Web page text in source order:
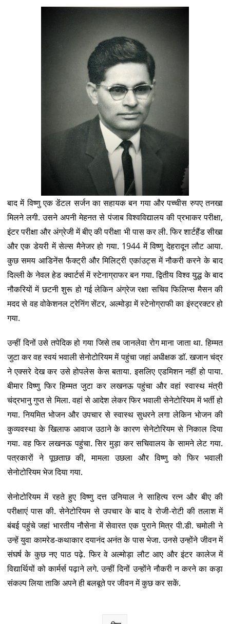
बाद में विष्णु एक डेंटल सर्जन का सहायक बन गया और पच्चीस रुपए तनखा
मिलने लगी. उसने अपनी मेहनत से पंजाब विश्वविद्यालय की प्रभाकर परीक्षा,
इंटर परीक्षा और अंग्रेजी में बीए की परीक्षा भी पास कर ली. फिर शार्टहैंड सीखा
और एक डेयरी में सेल्स मैनेजर हो गया. 1944 में विष्णु देहरादून लौट आया.
कुछ समय आडिनेंस फैक्ट्री और मिलिट्री एकांउट्स में नौकरी करने के बाद
दिल्ली के नेवल हेड क्वार्टर्स में स्टेनाग्राफर बन गया. द्वितीय विश्व युद्ध के बाद
नौकरियों में छटनी शुरू हो गई लेकिन अंग्रेज रक्षा सचिव फिलिप्स मैसन की
मदद से वह वोकेशनल ट्रेनिंग सेंटर, अल्मोड़ा में स्टेनोग्राफी का इंस्ट्रक्टर हो
गया.
उन्हीं दिनों उसे तपेदिक हो गया जिसे तब जानलेवा रोग माना जाता था. हिम्मत
जुटा कर वह स्वयं भवाली सेनोटोरियम में पहुंचा जहां अधीक्षक डाॅ. खजान चंद्र
ने एक्सरे देख कर उसे होपलेस केस बताया. इसलिए एडमिशन नहीं हो पाया.
बीमार विष्णु फिर हिम्मत जुटा कर लखनऊ पहुंचा और वहां स्वास्थ मंत्री
चंद्रभानु गुप्त से मिला. वहां से आदेश लेकर फिर भवाली सेनेटोरियम में भर्ती हो
गया. नियमित भोजन और उपचार से स्वास्थ सुधरने लगा लेकिन भोजन की
कुव्यवस्था के खिलाफ आवाज उठाने के कारण सेनेटोरियम से निकाल दिया
गया. वह फिर लखनऊ पहुंचा. सिर मुड़ा कर सचिवालय के सामने लेट गया.
पत्रकारों ने पूछताछ की, मामला उछला और विष्णु को फिर भवाली
सेनोटोरियम भेज दिया गया.
सेनोटोरियम में रहते हुए विष्णु दत्त उनियाल ने साहित्य रत्न और बीए की
परीक्षाएं पास की. सेनेटोरियम से उपचार के बाद वे रोजी-रोटी की तलाश में
बंबई पहुंचे जहां भारतीय नौसेना में सेवारत एक पुराने मित्र पी.डी. चमोली ने
उन्हें युवा कामरेड-कथाकार दयानंद अनंत के पास भेजा. उनसे उन्होंने जीवन में
संघर्ष के कुछ नए पाठ पढ़े. फिर वे अल्मोड़ा लौट आए और इंटर कालेज में
विद्यार्थियों को कार्मर्स पढ़ाने लगे. उन्हीं दिनों उन्होंने नौकरी न करने का कड़ा
संकल्प लिया ताकि अपने ही बलबूते पर जीवन में कुछ कर सकें.